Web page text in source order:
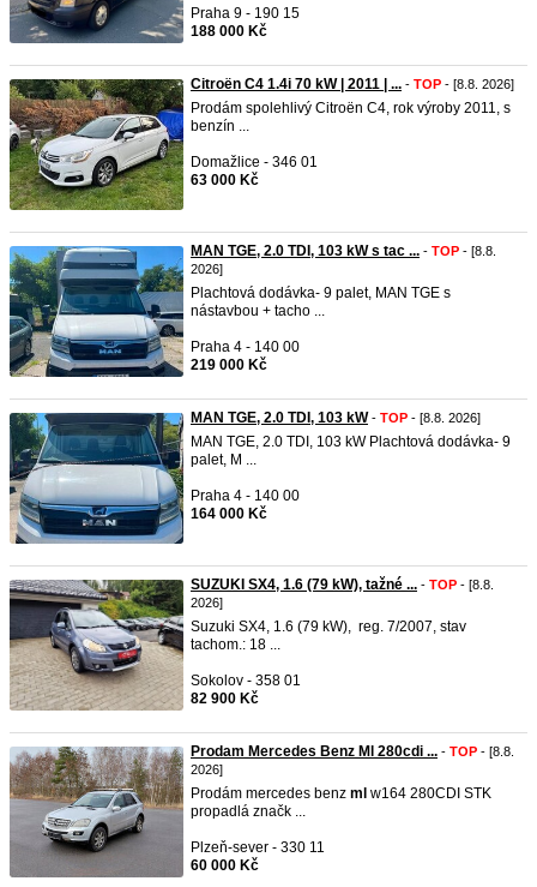
Praha 9 - 190 15
188 000 Kč
Citroën C4 1.4i 70 kW | 2011 | ... - TOP - [8.8. 2026]
Prodám spolehlivý Citroën C4, rok výroby 2011, s
benzín ...
Domažlice - 346 01
63 000 Kč
MAN TGE, 2.0 TDI, 103 kW s tac ... - TOP - [8.8.
2026]
Plachtová dodávka- 9 palet, MAN TGE s
nástavbou + tacho ...
Praha 4 - 140 00
219 000 Kč
MAN TGE, 2.0 TDI, 103 kW- TOP - [8.8. 2026]
MAN TGE, 2.0 TDI, 103 kW Plachtová dodávka- 9
palet, M ...
Praha 4 - 140 00
164 000 Kč
SUZUKI SX4, 1.6 (79 kW), tažné ... - TOP - [8.8.
2026]
Suzuki SX4, 1.6 (79 kW), reg. 7/2007, stav
tachom.: 18 ...
Sokolov - 358 01
82 900 Kč
Prodam Mercedes Benz Ml 280cdi ... - TOP - [8.8.
2026]
Prodám mercedes benz ml w164 280CDI STK
propadlá značk ...
Plzeň-sever - 330 11
60 000 Kč